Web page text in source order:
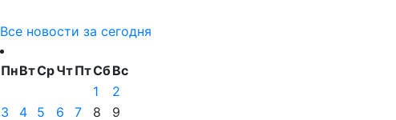
Все новости за сегодня
ПнВтСрЧтПтСбВс
1
2
3
4 5 6 7 8
9